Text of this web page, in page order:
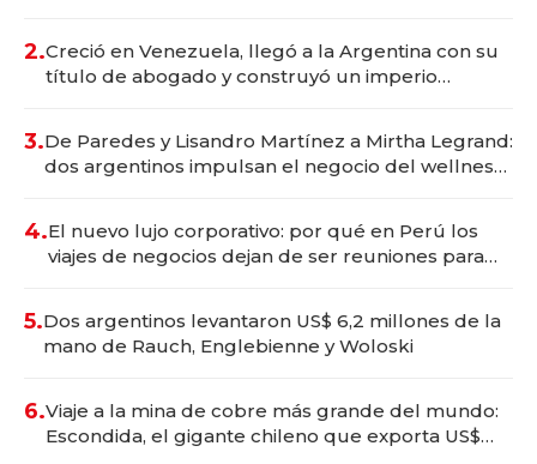
2.Creció en Venezuela, llegó a la Argentina con su
título de abogado y construyó un imperio
3.De Paredes y Lisandro Martínez a Mirtha Legrand:
dos argentinos impulsan el negocio del wellness
4.El nuevo lujo corporativo: por qué en Perú los
viajes de negocios dejan de ser reuniones para
5.Dos argentinos levantaron US$ 6,2 millones de la
mano de Rauch, Englebienne y Woloski
6.Viaje a la mina de cobre más grande del mundo:
Escondida, el gigante chileno que exporta US$